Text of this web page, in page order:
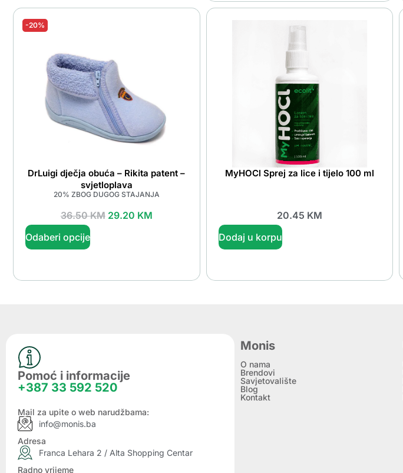
-20%
DrLuigi dječja obuća – Rikita patent –
svjetloplava
20% ZBOG DUGOG STAJANJA
36.50KM 29.20 KM
Odaberi opcije
MyHOCl Sprej za lice i tijelo 100 ml
20.45 KM
Dodaj u korpu
Pomoć i informacije
+387 33 592 520
Mail za upite o web narudžbama:
info@monis.ba
Adresa
Franca Lehara 2 / Alta Shopping Centar
Radno vrijeme
Monis
O nama
Brendovi
Savjetovalište
Blog
Kontakt